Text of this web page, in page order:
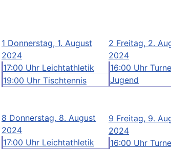
1 Donnerstag, 1. August
2024
17:00 Uhr Leichtathletik
19:00 Uhr Tischtennis
2 Freitag, 2.
2024
16:00 Uhr
Jugend
8 Donnerstag, 8. August
2024
17:00 Uhr Leichtathletik
9 Freitag, 9.
2024
16:00 Uhr